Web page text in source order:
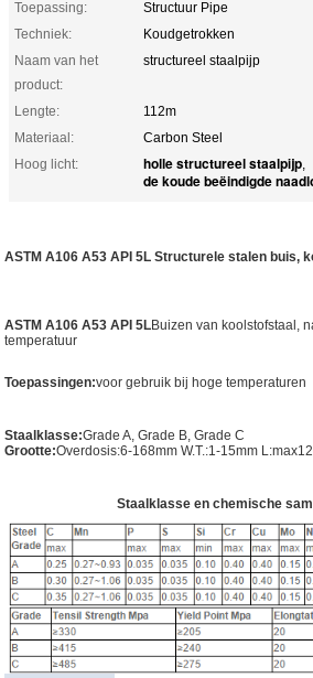
Toepassing:
Structuur Pipe
Techniek:
Koudgetrokken
Naam van het
product:
structureel staalpijp
Lengte:
112m
Materiaal:
Carbon Steel
Hoog licht:
holle structureel staalpijp,
de koude beëindigde
ASTM A106 A53 API 5L Structurele stalen buis,
ASTM A106 A53 API 5LBuizen van koolstofstaal,
temperatuur
Toepassingen:voor gebruik bij hoge temperaturen
Staalklasse:Grade A, Grade B, Grade C
Grootte:Overdosis:6-168mm W.T.:1-15mm
Staalklasse en chemische